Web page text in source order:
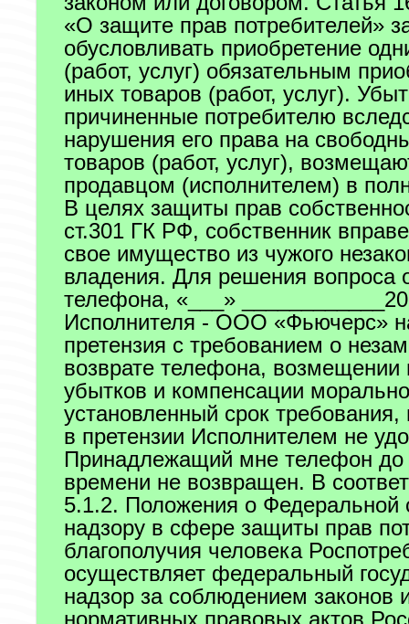
«О защите прав потребителей»
обусловливать приобретение
(работ, услуг) обязательным
иных товаров (работ, услуг).
причиненные потребителю
нарушения его права на
товаров (работ, услуг),
продавцом (исполнителем) в
В целях защиты прав
ст.301 ГК РФ, собственник
свое имущество из чужого
владения. Для решения вопроса
телефона, «___»
Исполнителя - ООО «Фьючерс»
претензия с требованием о
возврате телефона, возмещении
убытков и компенсации
установленный срок
в претензии Исполнителем не
Принадлежащий мне телефон до
времени не возвращен. В
5.1.2. Положения о Федеральной
надзору в сфере защиты прав
благополучия человека
осуществляет федеральный
надзор за соблюдением законов